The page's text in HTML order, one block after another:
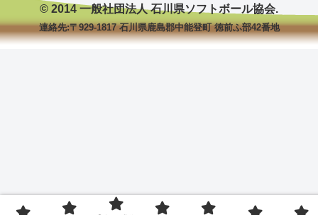
© 2014 一般社団法人 石川県ソフトボール協会.
連絡先:〒929-1817 石川県鹿島郡中能登町 徳前ふ部42番地